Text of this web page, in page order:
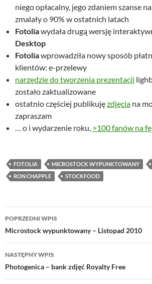
niego opłacalny, jego zdaniem szanse na
zmalały o 90% w ostatnich latach
Fotoliawydała drugą wersję
Desktop
Fotoliawprowadziła nowy sposób
klientów: e-przelewy
narzędzie do tworzenia prezentacji
zostało zaktualizowane
ostatnio częściej publikujęzdjęcia na
zapraszam
… o i wydarzenie roku, >100 fanów na
FOTOLIA MICROSTOCK WYPUNKTOWANY
RON CHAPPLE
STOCKFOOD
Nawigacja
wpisu
POPRZEDNI WPIS
Microstock wypunktowany – Listopad 2010
NASTĘPNY WPIS
Photogenica – bank zdjęć Royalty Free